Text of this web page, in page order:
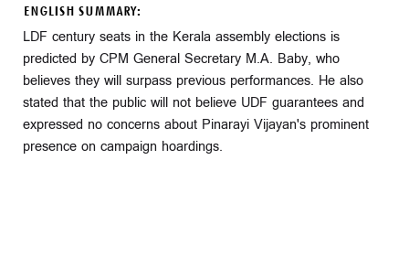
ENGLISH SUMMARY:
LDF century seats in the Kerala assembly elections is
predicted by CPM General Secretary M.A. Baby, who
believes they will surpass previous performances. He also
stated that the public will not believe UDF guarantees and
expressed no concerns about Pinarayi Vijayan's prominent
presence on campaign hoardings.